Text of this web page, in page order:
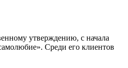
утверждению, с начала
Среди его клиентов